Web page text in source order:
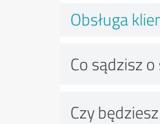
Obsługa
Co sądzisz
Czy